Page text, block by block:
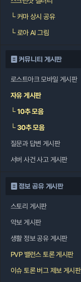
└커마 상시 공유
└로아 AI 그림
커뮤니티 게시판
로스트아크 모바일 게시판
자유 게시판
└10추 모음
└30추 모음
질문과 답변 게시판
서버 사건 사고 게시판
정보 공유 게시판
스토리 게시판
악보 게시판
생활 정보 공유 게시판
PVP 밸런스 토론 게시판
이슈 토론 버그 제보 게시판